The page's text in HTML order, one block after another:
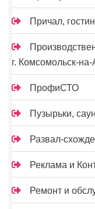
Причал,
г. Комсомольск-
ПрофиСТО
Пузырьки,
Развал-
Реклама и
Ремонт и